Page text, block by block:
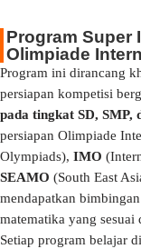
Program Super
Olimpiade
Program ini dirancang
persiapan kompetisi
pada tingkat SD, SMP,
persiapan Olimpiade
Olympiads), IMO
SEAMO (South East
mendapatkan
matematika yang sesuai
Setiap program belajar